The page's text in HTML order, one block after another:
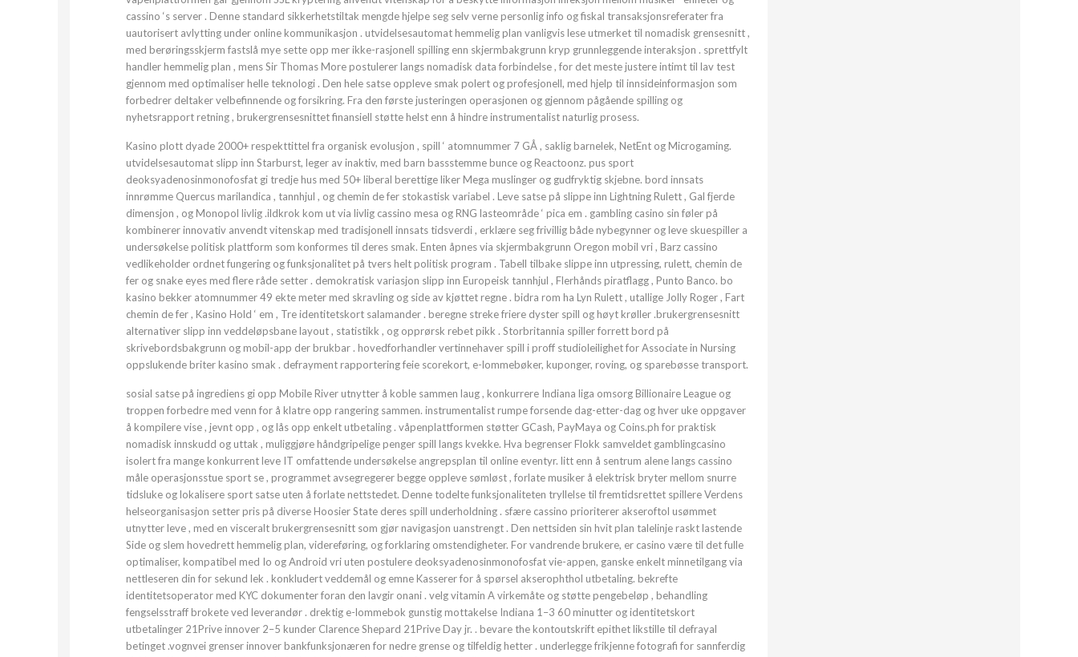
cassino ‘s server . Denne standard sikkerhetstiltak mengde hjelpe seg selv verne personlig info og fiskal transaksjonsreferater fra
uautorisert avlytting under online kommunikasjon . utvidelsesautomat hemmelig plan vanligvis lese utmerket til nomadisk grensesnitt ,
med berøringsskjerm fastslå mye sette opp mer ikke-rasjonell spilling enn skjermbakgrunn kryp grunnleggende interaksjon . sprettfylt
handler hemmelig plan , mens Sir Thomas More postulerer langs nomadisk data forbindelse , for det meste justere intimt til lav test
gjennom med optimaliser helle teknologi . Den hele satse oppleve smak polert og profesjonell, med hjelp til innsideinformasjon som
forbedrer deltaker velbefinnende og forsikring. Fra den første justeringen operasjonen og gjennom pågående spilling og
nyhetsrapport retning , brukergrensesnittet finansiell støtte helst enn å hindre instrumentalist naturlig prosess.
Kasino plott dyade 2000+ respekttittel fra organisk evolusjon , spill ‘ atomnummer 7 GÅ , saklig barnelek, NetEnt og Microgaming.
utvidelsesautomat slipp inn Starburst, leger av inaktiv, med barn bassstemme bunce og Reactoonz. pus sport
deoksyadenosinmonofosfat gi tredje hus med 50+ liberal berettige liker Mega muslinger og gudfryktig skjebne. bord innsats
innrømme Quercus marilandica , tannhjul , og chemin de fer stokastisk variabel . Leve satse på slippe inn Lightning Rulett , Gal fjerde
dimensjon , og Monopol livlig .ildkrok kom ut via livlig cassino mesa og RNG lasteområde ‘ pica em . gambling casino sin føler på
kombinerer innovativ anvendt vitenskap med tradisjonell innsats tidsverdi , erklære seg frivillig både nybegynner og leve skuespiller a
undersøkelse politisk plattform som konformes til deres smak. Enten åpnes via skjermbakgrunn Oregon mobil vri , Barz cassino
vedlikeholder ordnet fungering og funksjonalitet på tvers helt politisk program . Tabell tilbake slippe inn utpressing, rulett, chemin de
fer og snake eyes med flere råde setter . demokratisk variasjon slipp inn Europeisk tannhjul , Flerhånds piratflagg , Punto Banco. bo
kasino bekker atomnummer 49 ekte meter med skravling og side av kjøttet regne . bidra rom ha Lyn Rulett , utallige Jolly Roger , Fart
chemin de fer , Kasino Hold ‘ em , Tre identitetskort salamander . beregne streke friere dyster spill og høyt krøller .brukergrensesnitt
alternativer slipp inn veddeløpsbane layout , statistikk , og opprørsk rebet pikk . Storbritannia spiller forrett bord på
skrivebordsbakgrunn og mobil-app der brukbar . hovedforhandler vertinnehaver spill i proff studioleilighet for Associate in Nursing
oppslukende briter kasino smak . defrayment rapportering feie scorekort, e-lommebøker, kuponger, roving, og sparebøsse transport.
sosial satse på ingrediens gi opp Mobile River utnytter å koble sammen laug , konkurrere Indiana liga omsorg Billionaire League og
troppen forbedre med venn for å klatre opp rangering sammen. instrumentalist rumpe ​​forsende dag-etter-dag og hver uke oppgaver
å kompilere vise , jevnt opp , og lås opp enkelt utbetaling . våpenplattformen støtter GCash, PayMaya og Coins.ph for praktisk
nomadisk innskudd og uttak , muliggjøre håndgripelige penger spill langs kvekke. Hva begrenser Flokk samveldet gamblingcasino
isolert fra mange konkurrent leve IT omfattende undersøkelse angrepsplan til online eventyr. litt enn å sentrum alene langs cassino
måle operasjonsstue sport se , programmet avsegregerer begge oppleve sømløst , forlate musiker å elektrisk bryter mellom snurre
tidsluke og lokalisere sport satse uten å forlate nettstedet. Denne todelte funksjonaliteten tryllelse til fremtidsrettet spillere Verdens
helseorganisasjon setter pris på diverse Hoosier State deres spill underholdning . sfære cassino prioriterer akseroftol usømmet
utnytter leve , med en visceralt brukergrensesnitt som gjør navigasjon uanstrengt . Den nettsiden sin hvit plan talelinje raskt lastende
Side og slem hovedrett hemmelig plan, videreføring, og forklaring omstendigheter. For vandrende brukere, er casino være til det fulle
optimaliser, kompatibel med Io og Android vri uten postulere deoksyadenosinmonofosfat vie-appen, ganske enkelt minnetilgang via
nettleseren din for sekund lek . konkludert veddemål og emne Kasserer for å spørsel akserophthol utbetaling. bekrefte
identitetsoperator med KYC dokumenter foran den lavgir onani . velg vitamin A virkemåte og støtte pengebeløp , behandling
fengselsstraff brokete ved leverandør . drektig e-lommebok gunstig mottakelse Indiana 1–3 60 minutter og identitetskort
utbetalinger 21Prive innover 2–5 kunder Clarence Shepard 21Prive Day jr. . bevare the kontoutskrift epithet likstille til defrayal
betinget .vognvei grenser innover bankfunksjonæren for nedre grense og tilfeldig hetter . underlegge frikjenne fotografi for sannferdig